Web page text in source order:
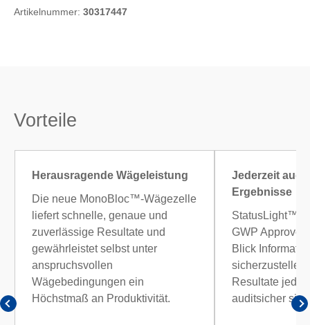
Artikelnummer: 30317447
Vorteile
Herausragende Wägeleistung
Die neue MonoBloc™-Wägezelle
liefert schnelle, genaue und
zuverlässige Resultate und
gewährleistet selbst unter
anspruchsvollen
Wägebedingungen ein
Höchstmaß an Produktivität.
Jederzeit
Ergebnisse
StatusLight™,
GWP
Blick
Resultate
auditsicher